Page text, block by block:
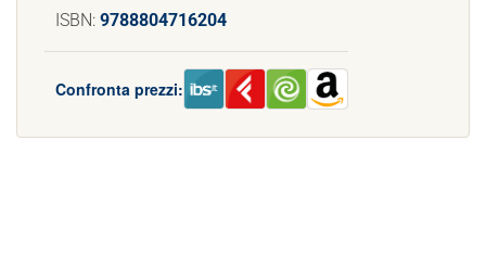
ISBN: 9788804716204
Confronta prezzi: